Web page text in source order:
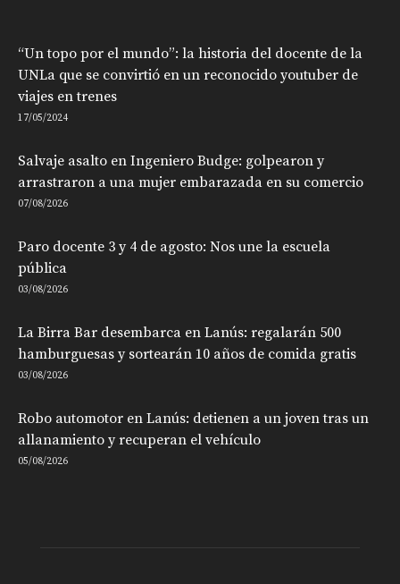
“Un topo por el mundo”: la historia del docente de la
UNLa que se convirtió en un reconocido youtuber de
viajes en trenes
17/05/2024
Salvaje asalto en Ingeniero Budge: golpearon y
arrastraron a una mujer embarazada en su comercio
07/08/2026
Paro docente 3 y 4 de agosto: Nos une la escuela
pública
03/08/2026
La Birra Bar desembarca en Lanús: regalarán 500
hamburguesas y sortearán 10 años de comida gratis
03/08/2026
Robo automotor en Lanús: detienen a un joven tras un
allanamiento y recuperan el vehículo
05/08/2026